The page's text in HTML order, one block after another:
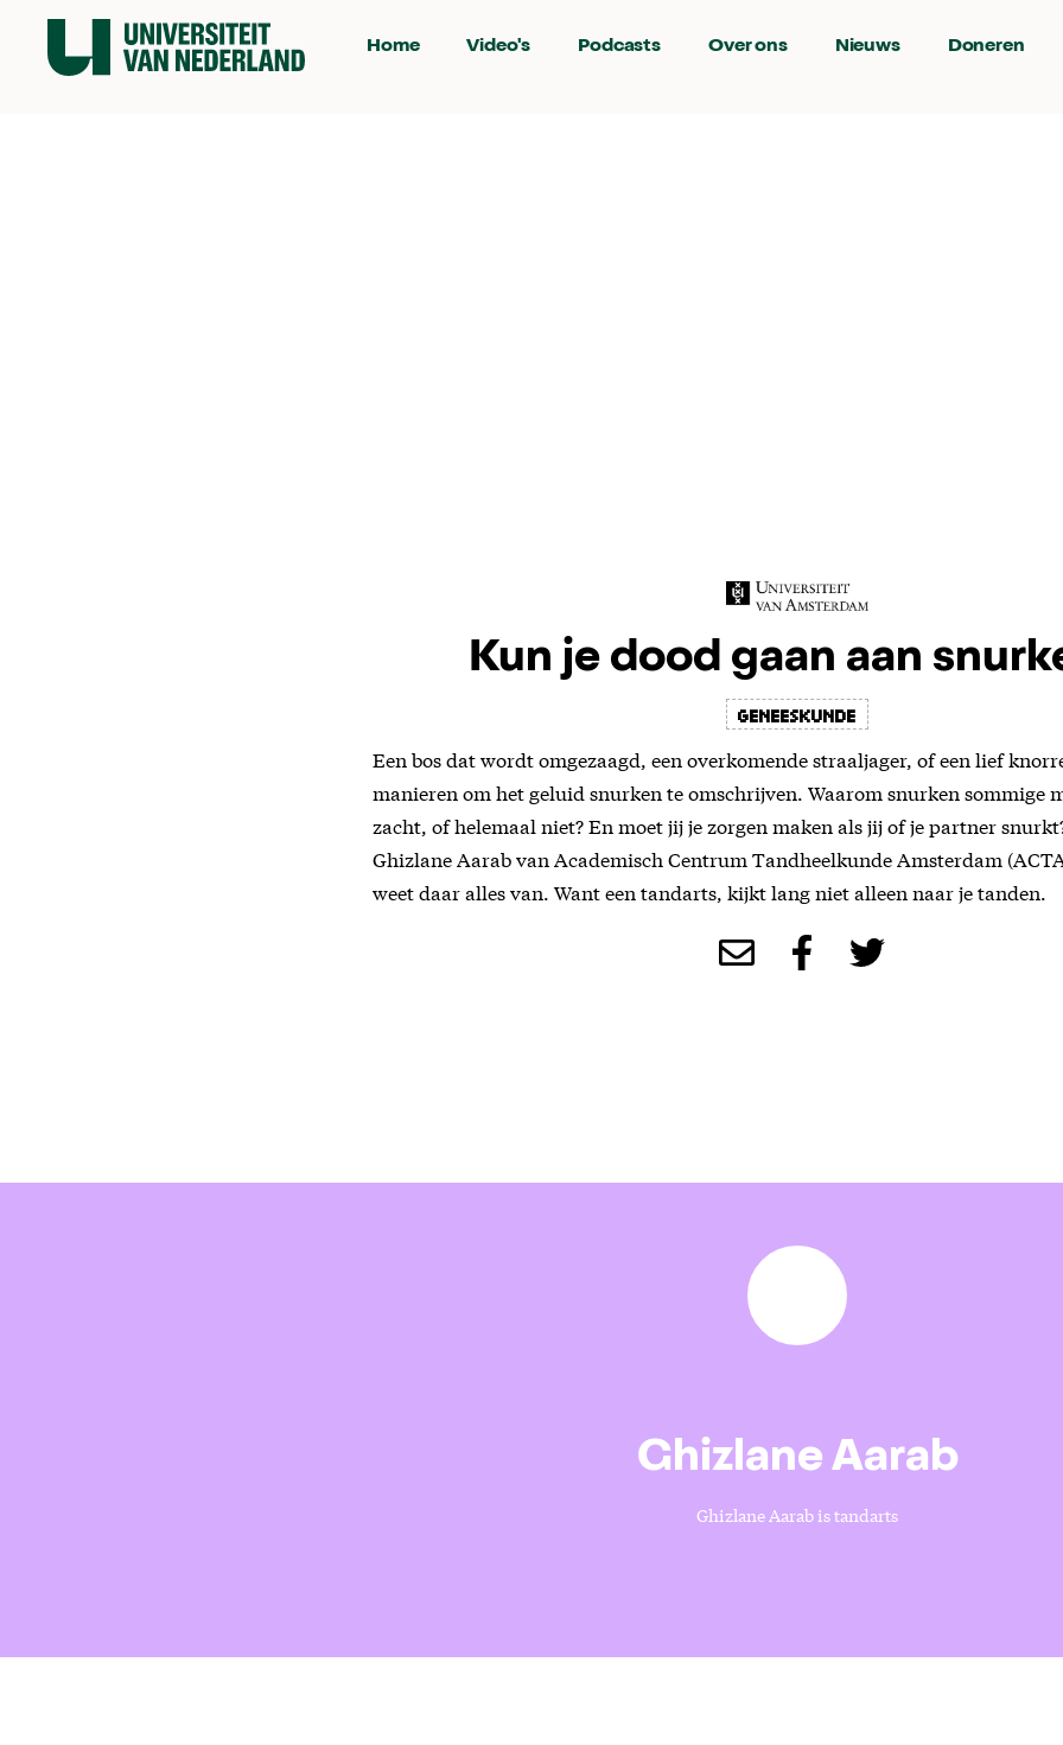
Home Video's Podcasts Over ons Nieuws Doneren
Kun je dood gaan aan
geneeskunde
Een bos dat wordt omgezaagd, een overkomende straaljager, of een lief
manieren om het geluid snurken te omschrijven. Waarom snurken sommige
zacht, of helemaal niet? En moet jij je zorgen maken als jij of je partner
Ghizlane Aarab van Academisch Centrum Tandheelkunde Amsterdam
weet daar alles van. Want een tandarts, kijkt lang niet alleen naar je tanden.
Ghizlane Aarab
Ghizlane Aarab is tandarts